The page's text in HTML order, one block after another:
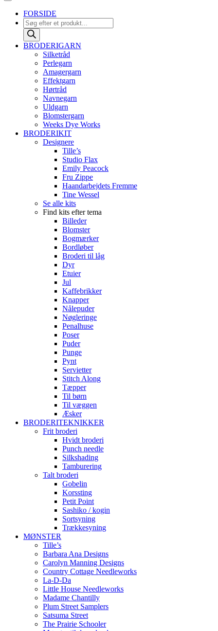
FORSIDE
Products
search
BRODERIGARN
Silketråd
Perlegarn
Amagergarn
Effektgarn
Hørtråd
Navnegarn
Uldgarn
Blomstergarn
Weeks Dye Works
BRODERIKIT
Designere
Tille’s
Studio Flax
Emily Peacock
Fru Zippe
Haandarbejdets Fremme
Tine Wessel
Se alle kits
Find kits efter tema
Billeder
Blomster
Bogmærker
Bordløber
Broderi til låg
Dyr
Etuier
Jul
Kaffebrikker
Knapper
Nålepuder
Nøgleringe
Penalhuse
Poser
Puder
Punge
Pynt
Servietter
Stitch Along
Tæpper
Til børn
Til væggen
Æsker
BRODERITEKNIKKER
Frit broderi
Hvidt broderi
Punch needle
Silkshading
Tamburering
Talt broderi
Gobelin
Korssting
Petit Point
Sashiko / kogin
Sortsyning
Trækkesyning
MØNSTER
Tille’s
Barbara Ana Designs
Carolyn Manning Designs
Country Cottage Needleworks
La-D-Da
Little House Needleworks
Madame Chantilly
Plum Street Samplers
Satsuma Street
The Prairie Schooler